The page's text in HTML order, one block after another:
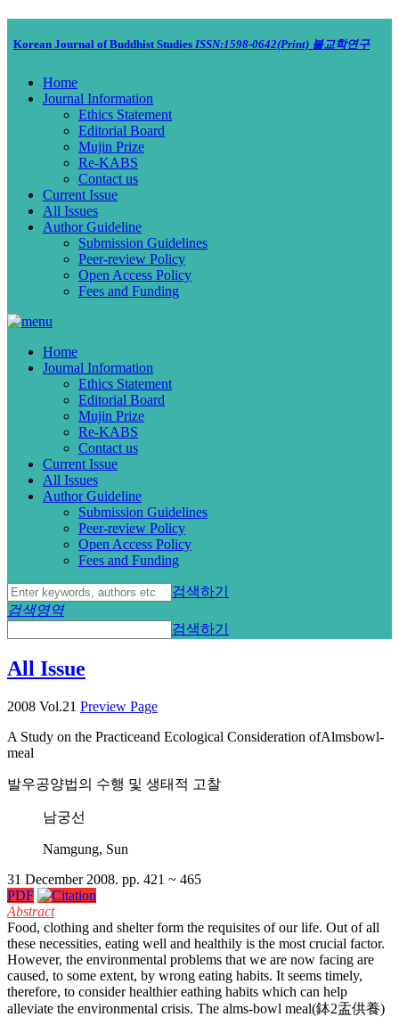
Korean Journal of Buddhist Studies ISSN:1598-0642(Print) 불교학연구
Home
Journal Information
Ethics Statement
Editorial Board
Mujin Prize
Re-KABS
Contact us
Current Issue
All Issues
Author Guideline
Submission Guidelines
Peer-review Policy
Open Access Policy
Fees and Funding
Home
Journal Information
Ethics Statement
Editorial Board
Mujin Prize
Re-KABS
Contact us
Current Issue
All Issues
Author Guideline
Submission Guidelines
Peer-review Policy
Open Access Policy
Fees and Funding
검색하기
검색영역
검색하기
All Issue
2008 Vol.21 Preview Page
A Study on the Practiceand Ecological Consideration ofAlmsbowl-
meal
발우공양법의 수행 및 생태적 고찰
남궁선
Namgung, Sun
31 December 2008. pp. 421 ~ 465
PDF
Abstract
Food, clothing and shelter form the requisites of our life. Out of all
these necessities, eating well and healthily is the most crucial factor.
However, the environmental problems that we are now facing are
caused, to some extent, by wrong eating habits. It seems timely,
therefore, to consider healthier eathing habits which can help
alleviate the environmental crisis. The alms-bowl meal(鉢2盂供養)